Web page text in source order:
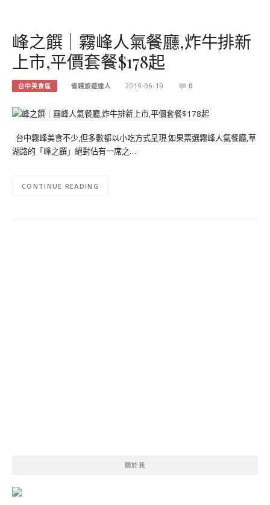
峰之饌｜霧峰人氣餐廳,炸牛排新
上市,平價套餐$178起
台中美食區 省錢旅遊達人 2019-06-19 0
台中霧峰美食不少,但多數都以小吃方式呈現 如果票選霧峰人氣餐廳,草
湖路的「峰之饌」絕對佔有一席之…
CONTINUE READING
關於我